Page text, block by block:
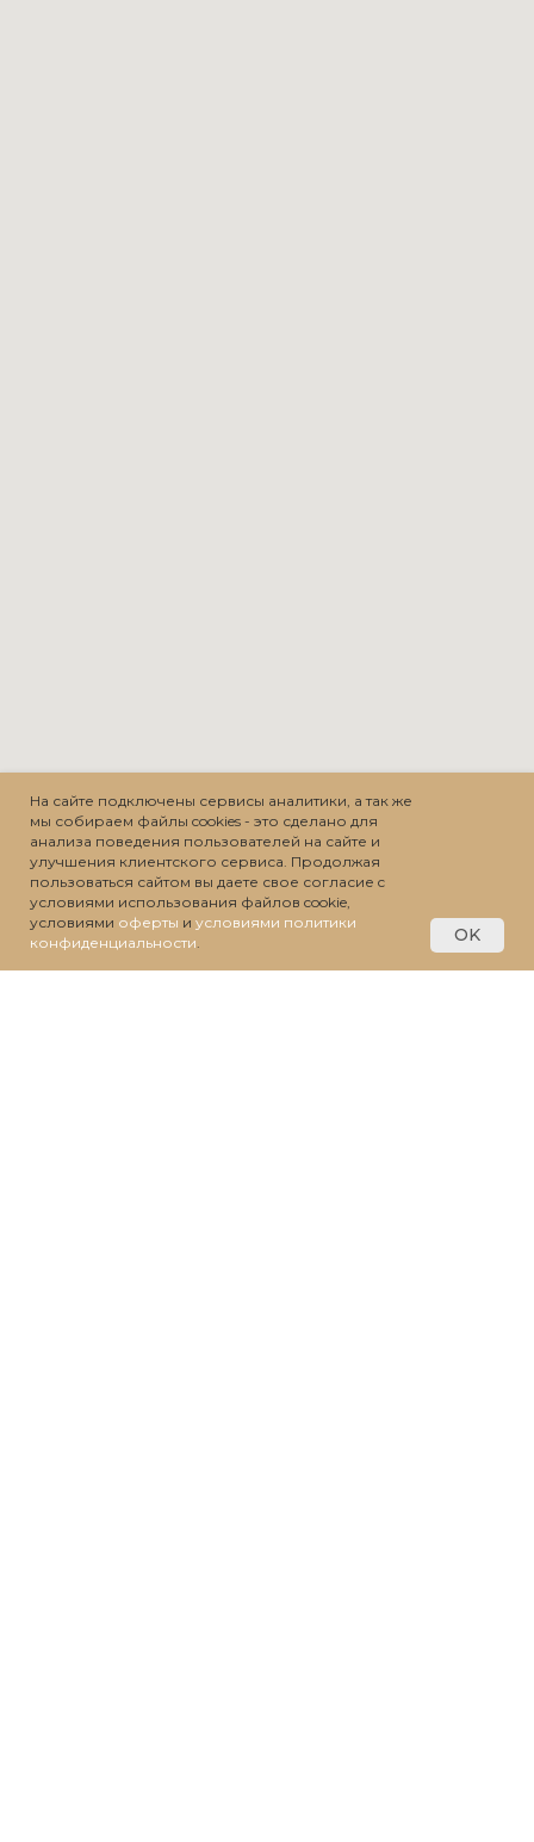
На сайте подключены сервисы аналитики, а так же
мы собираем файлы cookies - это сделано для
анализа поведения пользователей на сайте и
улучшения клиентского сервиса. Продолжая
пользоваться сайтом вы даете свое согласие c
условиями использования файлов cookie,
условиями оферты и условиями политики
конфиденциальности. OK